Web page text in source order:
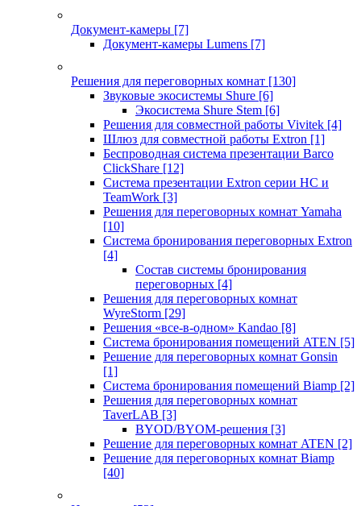
Документ-камеры [7]
Документ-камеры Lumens [7]
Решения для переговорных комнат [130]
Звуковые экосистемы Shure [6]
Экосистема Shure Stem [6]
Решения для совместной работы Vivitek [4]
Шлюз для совместной работы Extron [1]
Беспроводная система презентации Barco
ClickShare [12]
Система презентации Extron серии HC и
TeamWork [3]
Решения для переговорных комнат Yamaha
[10]
Система бронирования переговорных Extron
[4]
Состав системы бронирования
переговорных [4]
Решения для переговорных комнат
WyreStorm [29]
Решения «все-в-одном» Kandao [8]
Система бронирования помещений ATEN [5]
Решение для переговорных комнат Gonsin
[1]
Система бронирования помещений Biamp [2]
Решения для переговорных комнат
TaverLAB [3]
BYOD/BYOM-решения [3]
Решение для переговорных комнат ATEN [2]
Решение для переговорных комнат Biamp
[40]